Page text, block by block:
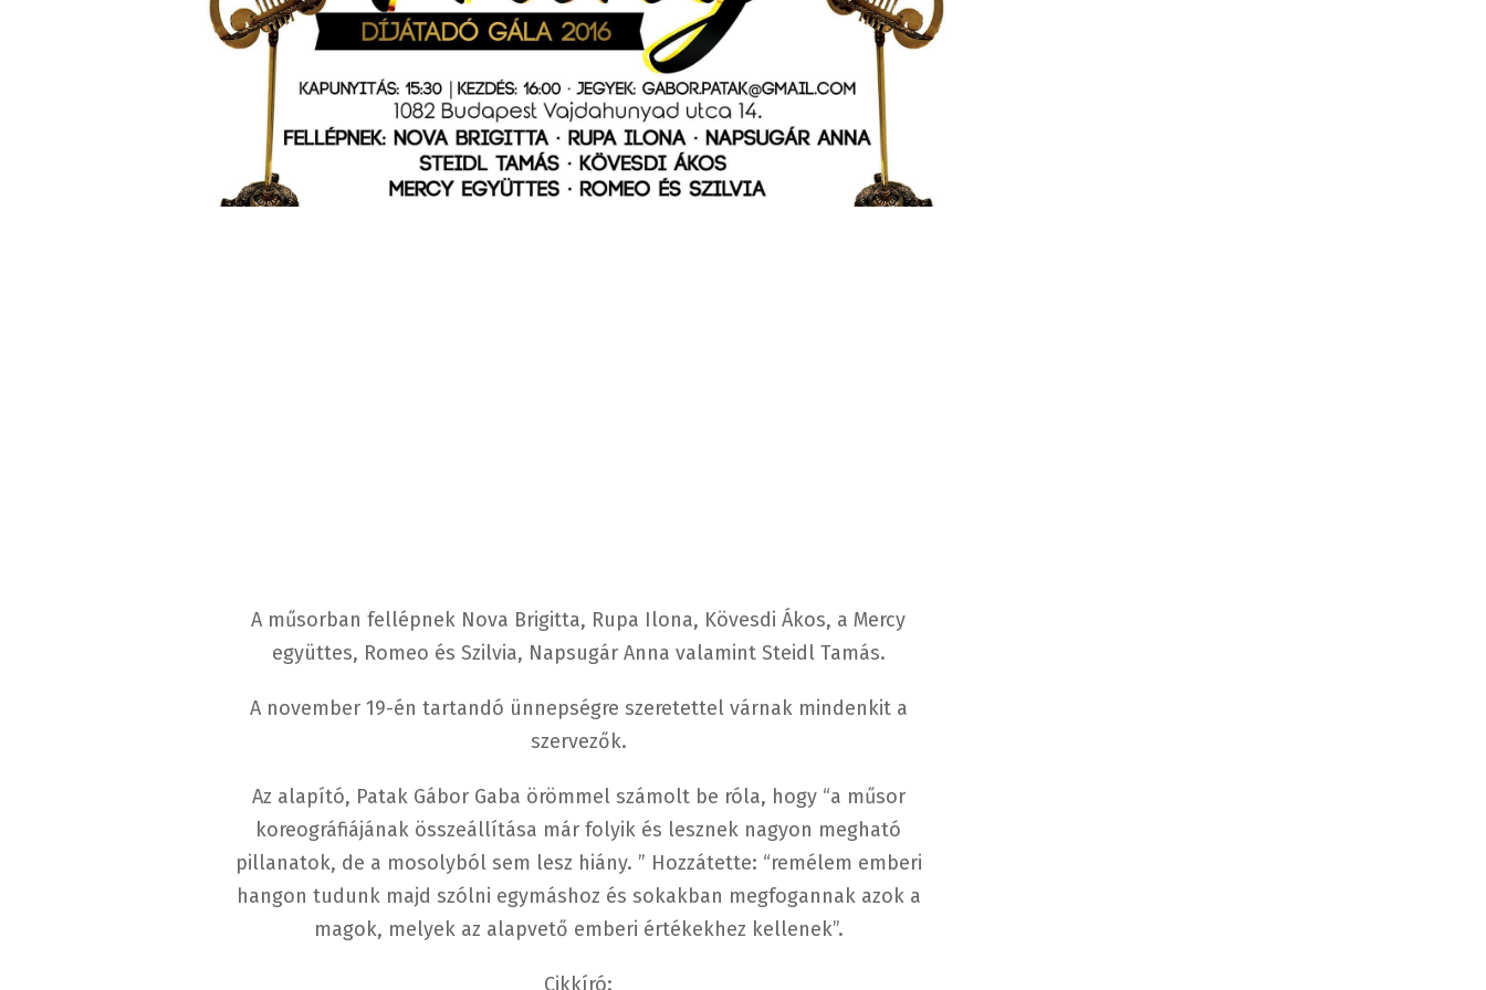
A műsorban fellépnek Nova Brigitta, Rupa Ilona, Kövesdi Ákos, a Mercy
együttes, Romeo és Szilvia, Napsugár Anna valamint Steidl Tamás.
A november 19-én tartandó ünnepségre szeretettel várnak mindenkit a
szervezők.
Az alapító, Patak Gábor Gaba örömmel számolt be róla, hogy “a műsor
koreográfiájának összeállítása már folyik és lesznek nagyon megható
pillanatok, de a mosolyból sem lesz hiány. ” Hozzátette: “remélem emberi
hangon tudunk majd szólni egymáshoz és sokakban megfogannak azok a
magok, melyek az alapvető emberi értékekhez kellenek”.
Cikkíró: